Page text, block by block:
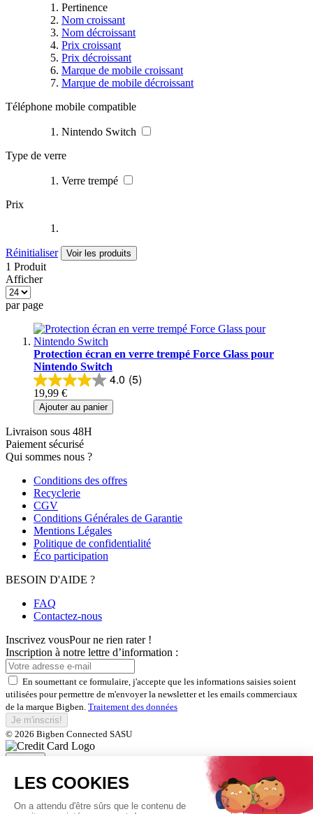
Pertinence
Nom croissant
Nom décroissant
Prix croissant
Prix décroissant
Marque de mobile croissant
Marque de mobile décroissant
Téléphone mobile compatible
Nintendo Switch
Type de verre
Verre trempé
Prix
Réinitialiser Voir les produits
1 Produit
Afficher
par page
Protection écran en verre trempé Force Glass pour
Nintendo Switch
4.0 (5)
19,99 €
Ajouter au panier
Livraison sous 48H
Paiement sécurisé
Qui sommes nous ?
Conditions des offres
Recyclerie
CGV
Conditions Générales de Garantie
Mentions Légales
Politique de confidentialité
Éco participation
BESOIN D'AIDE ?
FAQ
Contactez-nous
Inscrivez vousPour ne rien rater !
Inscription à notre lettre d’information :
En soumettant ce formulaire, j'accepte que les informations saisies soient
utilisées pour permettre de m'envoyer la newsletter et les emails commerciaux
de la marque Bigben. Traitement des données
Je m'inscris!
© 2026 Bigben Connected SASU
Inscrivez-vous et bénéficiez de